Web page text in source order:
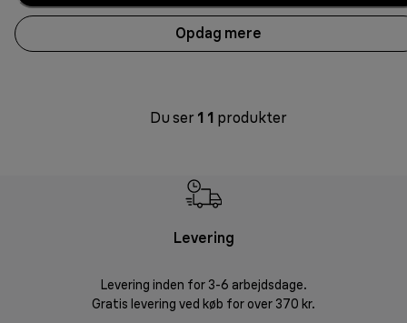
Opdag mere
Du ser 1 1 produkter
Levering
Levering inden for 3-6 arbejdsdage.
Gratis levering ved køb for over 370 kr.